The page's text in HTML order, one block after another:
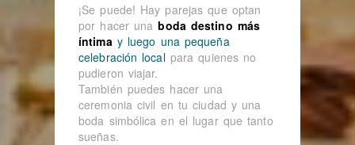
¡Se puede! Hay parejas que optan
por hacer unaboda destino más
íntima y luego una pequeña
celebración localpara quienes no
pudieron viajar.
También puedes hacer una
ceremonia civil en tu ciudad y una
boda simbólica en el lugar que tanto
sueñas.